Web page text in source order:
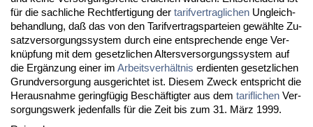
für die sach­li­che Recht­fer­ti­gung der ta­rif­ver­trag­li­chen Un­gleich­
be­hand­lung, daß das von den Ta­rif­ver­trags­par­tei­en gewähl­te Zu­
satz­ver­sor­gungs­sys­tem durch ei­ne ent­spre­chen­de en­ge Ver­
knüpfung mit dem ge­setz­li­chen Al­ters­ver­sor­gungs­sys­tem auf
die Ergänzung ei­ner im Ar­beits­verhält­nis er­dien­ten ge­setz­li­chen
Grund­ver­sor­gung aus­ge­rich­tet ist. Die­sem Zweck ent­spricht die
Her­aus­nah­me ge­ringfügig Beschäftig­ter aus dem ta­rif­li­chen Ver­
sor­gungs­werk je­den­falls für die Zeit bis zum 31. März 1999.